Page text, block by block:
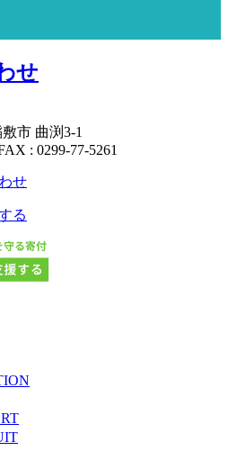
せ
敷市 曲渕3-1
: 0299-77-5261
せ